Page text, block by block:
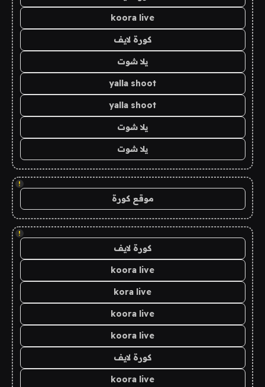
koora live
كورة لايف
يلا شوت
yalla shoot
yalla shoot
يلا شوت
يلا شوت
!
موقع كورة
!
كورة لايف
koora live
kora live
koora live
koora live
كورة لايف
koora live